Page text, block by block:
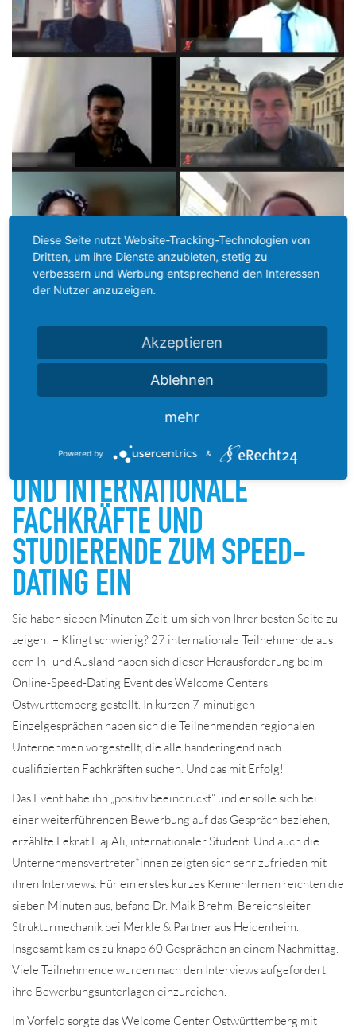
02.12.2021
DAS WELCOME CENTER
OSTWÜRTTEMBERG LUD
REGIONALE UNTERNEHMEN
UND INTERNATIONALE
FACHKRÄFTE UND
STUDIERENDE ZUM SPEED-
DATING EIN
Sie haben sieben Minuten Zeit, um sich von Ihrer besten Seite zu
zeigen! – Klingt schwierig? 27 internationale Teilnehmende aus
dem In- und Ausland haben sich dieser Herausforderung beim
Online-Speed-Dating Event des Welcome Centers
Ostwürttemberg gestellt. In kurzen 7-minütigen
Einzelgesprächen haben sich die Teilnehmenden regionalen
Unternehmen vorgestellt, die alle händeringend nach
qualifizierten Fachkräften suchen. Und das mit Erfolg!
Das Event habe ihn „positiv beeindruckt“ und er solle sich bei
einer weiterführenden Bewerbung auf das Gespräch beziehen,
erzählte Fekrat Haj Ali, internationaler Student. Und auch die
Unternehmensvertreter*innen zeigten sich sehr zufrieden mit
ihren Interviews. Für ein erstes kurzes Kennenlernen reichten die
sieben Minuten aus, befand Dr. Maik Brehm, Bereichsleiter
Strukturmechanik bei Merkle & Partner aus Heidenheim.
Insgesamt kam es zu knapp 60 Gesprächen an einem Nachmittag.
Viele Teilnehmende wurden nach den Interviews aufgefordert,
ihre Bewerbungsunterlagen einzureichen.
Im Vorfeld sorgte das Welcome Center Ostwürttemberg mit
Diese Seite nutzt Website-Tracking-Technologien von
Dritten, um ihre Dienste anzubieten, stetig zu
verbessern und Werbung entsprechend den Interessen
der Nutzer anzuzeigen.
Akzeptieren
Ablehnen
mehr
Powered by &